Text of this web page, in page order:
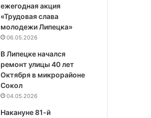
ежегодная акция
«Трудовая слава
молодежи Липецка»
06.05.2026
В Липецке начался
ремонт улицы 40 лет
Октября в микрорайоне
Сокол
04.05.2026
Накануне 81-й